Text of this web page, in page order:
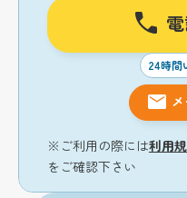
24時間
※ご利用の際には利用
をご確認下さい